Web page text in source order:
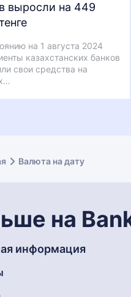
выросли на 449
на 1 августа 2024
казахстанских банков
свои средства на
Валюта на дату
на
информация